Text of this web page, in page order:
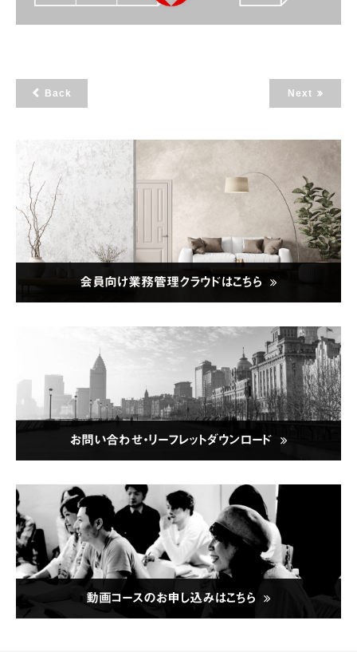
Back Next
会員向け業務管理クラウドはこちら
お問い合わせ・リーフレットダウンロード
動画コースのお申し込みはこちら